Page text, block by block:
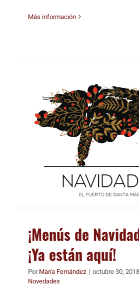
Más información
¡Menús de
¡Ya están aquí!
PorMaría Fernández | octubre 30, 2018
Novedades